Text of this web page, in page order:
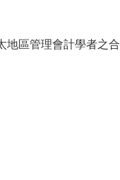
區管理會計學者之